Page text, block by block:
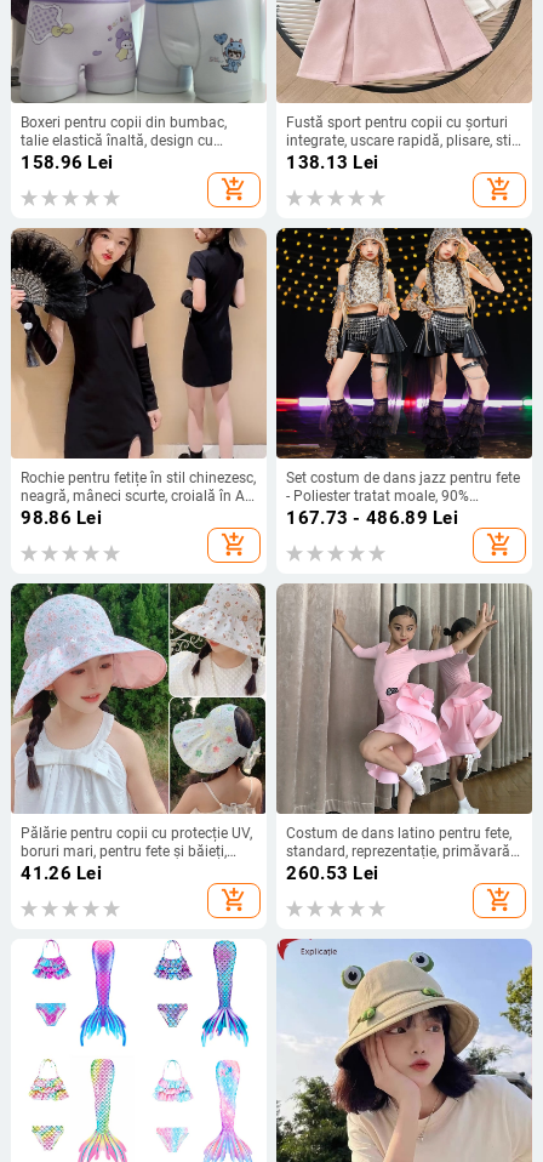
Boxeri pentru copii din bumbac,
talie elastică înaltă, design cu
desene animate, confort fără
strângere, textură velur de nor
158.96 Lei
add_shopping_cart
Fustă sport pentru copii cu șorturi
integrate, uscare rapidă, plisare, stil
coreean, pentru fete 3–8 ani
138.13 Lei
add_shopping_cart
Rochie pentru fetițe în stil chinezesc,
neagră, mâneci scurte, croială în A,
vară
98.86 Lei
add_shopping_cart
Set costum de dans jazz pentru fete
- Poliester tratat moale, 90%
poliester, AQL 2.5, Siguranță Clasa
167.73 - 486.89 Lei
add_shopping_cart
Pălărie pentru copii cu protecție UV,
boruri mari, pentru fete și băieți,
pălărie de plajă de vară
41.26 Lei
add_shopping_cart
Costum de dans latino pentru fete,
standard, reprezentație, primăvară
2024, 80% nylon, pentru copii peste
260.53 Lei
add_shopping_cart